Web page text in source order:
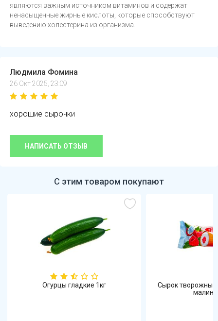
являются важным источником витаминов и содержат
ненасыщенные жирные кислоты, которые способствуют
выведению холестерина из организма.
Людмила Фомина
26 Окт 2025, 23:09
хорошие сырочки
НАПИСАТЬ ОТЗЫВ
С этим товаром покупают
Огурцы гладкие 1кг
Сырок творожный
малина